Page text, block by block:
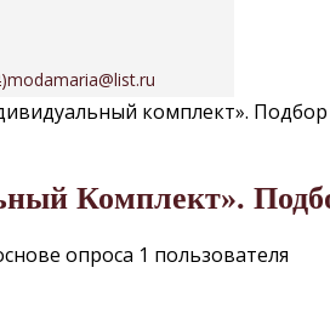
modamaria@list.ru
комплект».
Комплект».
опроса 1 пользователя